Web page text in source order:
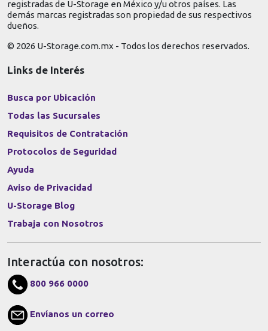
registradas de U-Storage en México y/u otros países. Las
demás marcas registradas son propiedad de sus respectivos
dueños.
© 2026 U-Storage.com.mx - Todos los derechos reservados.
Links de Interés
Busca por Ubicación
Todas las Sucursales
Requisitos de Contratación
Protocolos de Seguridad
Ayuda
Aviso de Privacidad
U-Storage Blog
Trabaja con Nosotros
Interactúa con nosotros:
800 966 0000
Envíanos un correo